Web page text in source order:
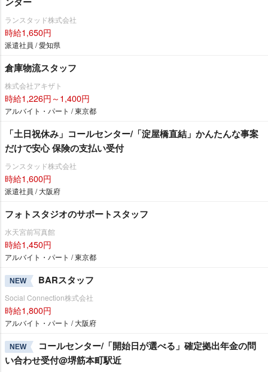
ランスタッド株式会社
時給1,650円
派遣社員 / 愛知県
倉庫物流スタッフ
株式会社アキザト
時給1,226円～1,400円
アルバイト・パート / 東京都
「土日祝休み」コールセンター/「淀屋橋直結」かんたんな事案
だけで安心 保険の支払い受付
ランスタッド株式会社
時給1,600円
派遣社員 / 大阪府
フォトスタジオのサポートスタッフ
水天宮前写真館
時給1,450円
アルバイト・パート / 東京都
NEW BARスタッフ
Social Connection株式会社
時給1,800円
アルバイト・パート / 大阪府
NEW
コールセンター/「開始日が選べる」確定拠出年金の問
い合わせ受付@堺筋本町駅近